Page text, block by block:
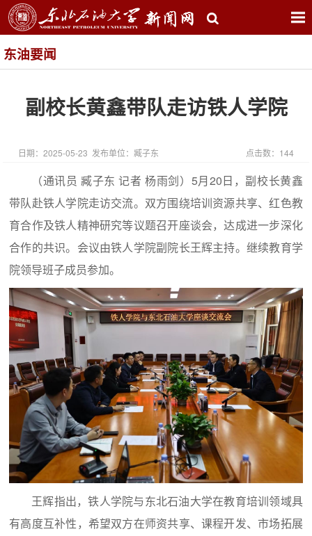
东油要闻
副校长黄鑫带队走访铁人学院
日期：2025-05-23 发布单位：臧子东 点击数： 144
（通讯员 臧子东 记者 杨雨剑）5月20日，副校长黄鑫
带队赴铁人学院走访交流。双方围绕培训资源共享、红色教
育合作及铁人精神研究等议题召开座谈会，达成进一步深化
合作的共识。会议由铁人学院副院长王辉主持。继续教育学
院领导班子成员参加。
王辉指出，铁人学院与东北石油大学在教育培训领域具
有高度互补性，希望双方在师资共享、课程开发、市场拓展